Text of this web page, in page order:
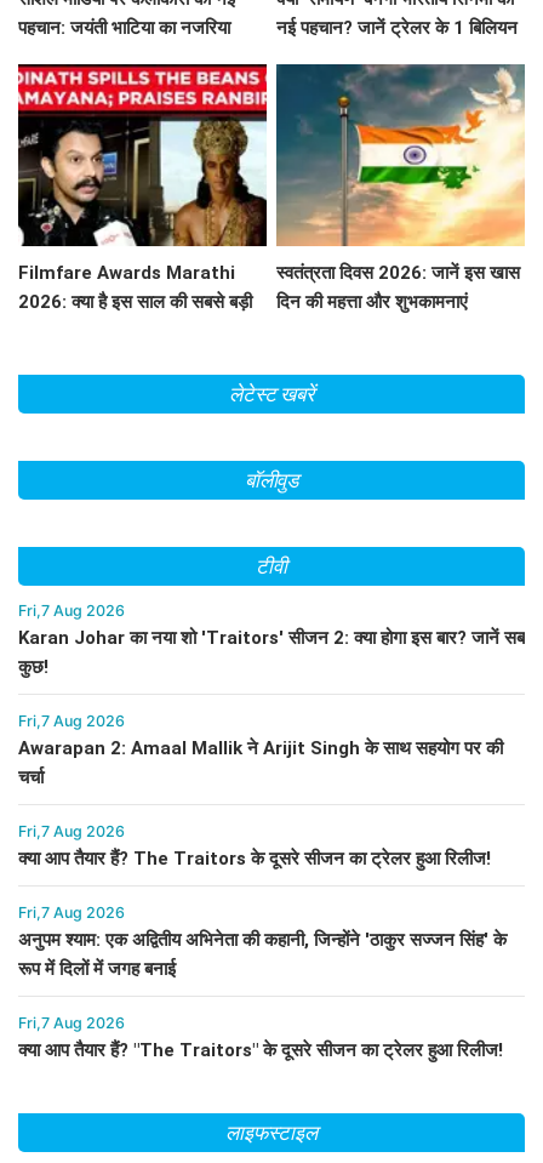
पहचान: जयंती भाटिया का नजरिया
नई पहचान? जानें ट्रेलर के 1 बिलियन
Filmfare Awards Marathi
2026: क्या है इस साल की सबसे बड़ी
स्वतंत्रता दिवस 2026: जानें इस खास
दिन की महत्ता और शुभकामनाएं
लेटेस्ट खबरें
बॉलीवुड
टीवी
Fri,7 Aug 2026
Karan Johar का नया शो 'Traitors' सीजन 2: क्या होगा इस बार? जानें सब
कुछ!
Fri,7 Aug 2026
Awarapan 2: Amaal Mallik ने Arijit Singh के साथ सहयोग पर की
चर्चा
Fri,7 Aug 2026
क्या आप तैयार हैं? The Traitors के दूसरे सीजन का ट्रेलर हुआ रिलीज!
Fri,7 Aug 2026
अनुपम श्याम: एक अद्वितीय अभिनेता की कहानी, जिन्होंने 'ठाकुर सज्जन सिंह' के
रूप में दिलों में जगह बनाई
Fri,7 Aug 2026
क्या आप तैयार हैं? "The Traitors" के दूसरे सीजन का ट्रेलर हुआ रिलीज!
लाइफस्टाइल